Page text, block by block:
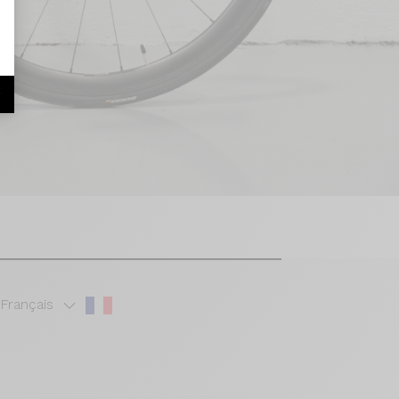
Français